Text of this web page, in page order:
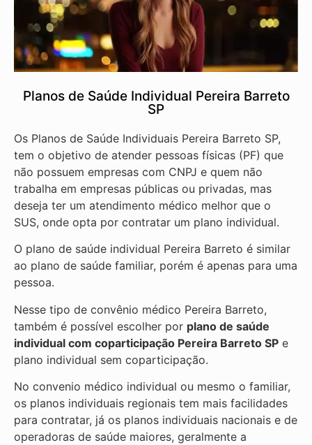
Planos de Saúde Individual Pereira Barreto
SP
Os Planos de Saúde Individuais Pereira Barreto SP,
tem o objetivo de atender pessoas físicas (PF) que
não possuem empresas com CNPJ e quem não
trabalha em empresas públicas ou privadas, mas
deseja ter um atendimento médico melhor que o
SUS, onde opta por contratar um plano individual.
O plano de saúde individual Pereira Barreto é similar
ao plano de saúde familiar, porém é apenas para uma
pessoa.
Nesse tipo de convênio médico Pereira Barreto,
também é possível escolher por plano de saúde
individual com coparticipação Pereira Barreto SP e
plano individual sem coparticipação.
No convenio médico individual ou mesmo o familiar,
os planos individuais regionais tem mais facilidades
para contratar, já os planos individuais nacionais e de
operadoras de saúde maiores, geralmente a